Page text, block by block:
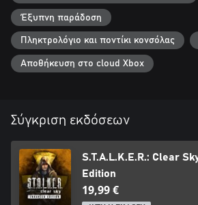
Έξυπνη παράδοση
Πληκτρολόγιο και ποντίκι κονσόλας
Αποθήκευση στο cloud Xbox
Σύγκριση εκδόσεων
S.T.A.L.K.E.R.: Clear
Edition
19,99 €